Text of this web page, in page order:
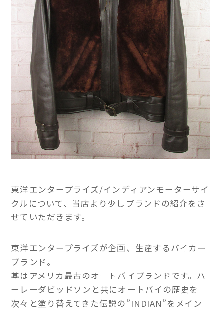
東洋エンタープライズ/インディアンモーターサイ
クルについて、当店より少しブランドの紹介をさ
せていただきます。
東洋エンタープライズが企画、生産するバイカー
ブランド。
基はアメリカ最古のオートバイブランドです。ハ
ーレーダビッドソンと共にオートバイの歴史を
次々と塗り替えてきた伝説の”INDIAN”をメイン